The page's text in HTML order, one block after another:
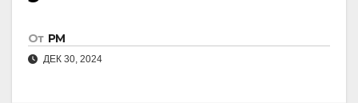
От РМ
ДЕК 30, 2024